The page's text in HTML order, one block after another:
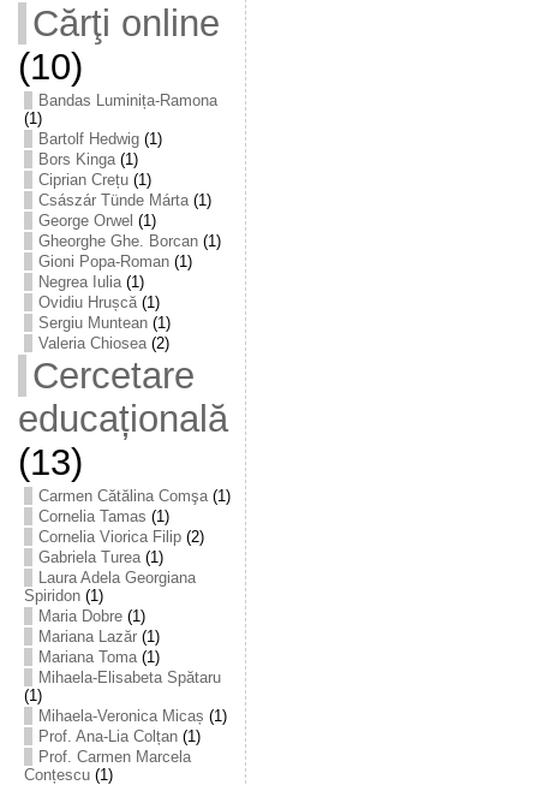
Cărţi online
(10)
Bandas Luminița-Ramona
(1)
Bartolf Hedwig(1)
Bors Kinga(1)
Ciprian Crețu(1)
Császár Tünde Márta(1)
George Orwel (1)
Gheorghe Ghe. Borcan(1)
Gioni Popa-Roman(1)
Negrea Iulia(1)
Ovidiu Hrușcă(1)
Sergiu Muntean(1)
Valeria Chiosea(2)
Cercetare
educațională
(13)
Carmen Cătălina Comşa(1)
Cornelia Tamas (1)
Cornelia Viorica Filip(2)
Gabriela Turea(1)
Laura Adela Georgiana
Spiridon(1)
Maria Dobre(1)
Mariana Lazăr(1)
Mariana Toma(1)
Mihaela-Elisabeta Spătaru
(1)
Mihaela-Veronica Micaș (1)
Prof. Ana-Lia Colțan(1)
Prof. Carmen Marcela
Conțescu(1)